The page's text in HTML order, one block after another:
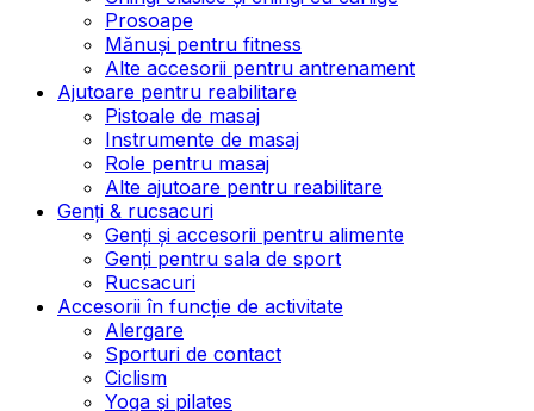
Prosoape
Mănuși pentru fitness
Alte accesorii pentru antrenament
Ajutoare pentru reabilitare
Pistoale de masaj
Instrumente de masaj
Role pentru masaj
Alte ajutoare pentru reabilitare
Genți & rucsacuri
Genți și accesorii pentru alimente
Genți pentru sala de sport
Rucsacuri
Accesorii în funcție de activitate
Alergare
Sporturi de contact
Ciclism
Yoga și pilates